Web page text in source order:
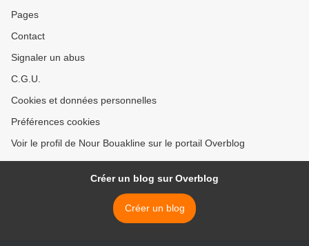
Pages
Contact
Signaler un abus
C.G.U.
Cookies et données personnelles
Préférences cookies
Voir le profil de Nour Bouakline sur le portail Overblog
Créer un blog sur Overblog
Créer un blog